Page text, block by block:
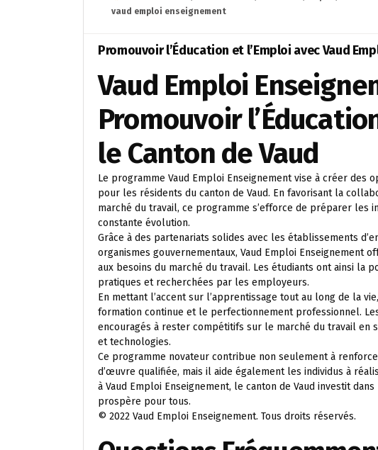
vaud emploi enseignement
Promouvoir l’Éducation et l’Emploi avec Vaud
Vaud Emploi
Promouvoir
le Canton de Vaud
Le programme Vaud Emploi Enseignement vise à créer
pour les résidents du canton de Vaud. En favorisant la
marché du travail, ce programme s’efforce de préparer les
constante évolution.
Grâce à des partenariats solides avec les établissements
organismes gouvernementaux, Vaud Emploi Enseignement
aux besoins du marché du travail. Les étudiants ont ainsi la
pratiques et recherchées par les employeurs.
En mettant l’accent sur l’apprentissage tout au long de la
formation continue et le perfectionnement professionnel.
encouragés à rester compétitifs sur le marché du travail en
et technologies.
Ce programme novateur contribue non seulement à
d’œuvre qualifiée, mais il aide également les individus à
à Vaud Emploi Enseignement, le canton de Vaud investit
prospère pour tous.
© 2022 Vaud Emploi Enseignement. Tous droits réservés.